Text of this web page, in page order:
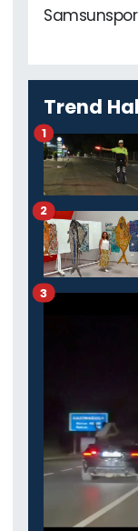
Trend
1
2
3